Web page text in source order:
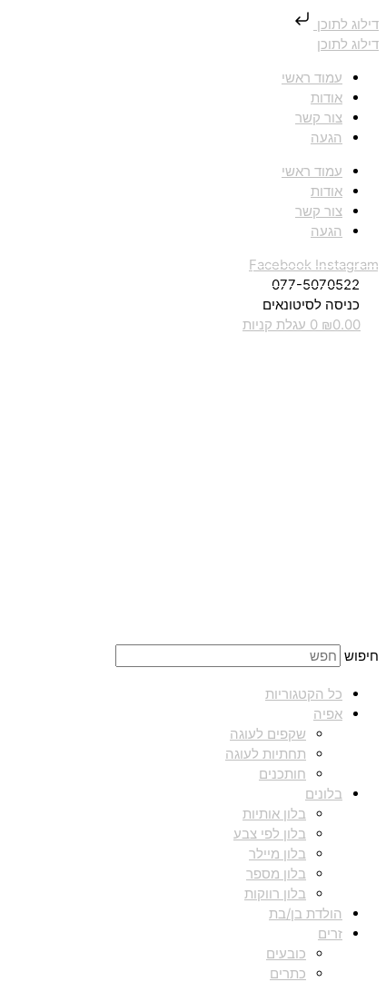
דילוג לתוכן
דילוג לתוכן
עמוד ראשי
אודות
צור קשר
הגעה
עמוד ראשי
אודות
צור קשר
הגעה
Facebook Instagram
077-5070522
כניסה לסיטונאים
₪0.00
0 עגלת קניות
חיפוש
כל הקטגוריות
אפיה
שקפים לעוגה
תחתיות לעוגה
חותכנים
בלונים
בלון אותיות
בלון לפי צבע
בלון מיילר
בלון מספר
בלון רווקות
הולדת בן/בת
זרים
כובעים
כתרים